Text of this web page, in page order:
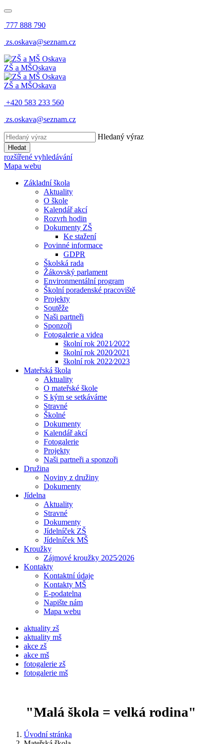
777 888 790
zs.oskava@seznam.cz
ZŠ a MŠOskava
ZŠ a MŠOskava
+420 583 233 560
zs.oskava@seznam.cz
Hledaný výraz
Hledat
rozšířené vyhledávání
Mapa webu
Základní škola
Aktuality
O škole
Kalendář akcí
Rozvrh hodin
Dokumenty ZŠ
Ke stažení
Povinné informace
GDPR
Školská rada
Žákovský parlament
Environmentální program
Školní poradenské pracoviště
Projekty
Soutěže
Naši partneři
Sponzoři
Fotogalerie a videa
školní rok 2021⁄2022
školní rok 2020⁄2021
školní rok 2022⁄2023
Mateřská škola
Aktuality
O mateřské škole
S kým se setkáváme
Stravné
Školné
Dokumenty
Kalendář akcí
Fotogalerie
Projekty
Naši partneři a sponzoři
Družina
Noviny z družiny
Dokumenty
Jídelna
Aktuality
Stravné
Dokumenty
Jídelníček ZŠ
Jídelníček MŠ
Kroužky
Zájmové kroužky 2025⁄2026
Kontakty
Kontaktní údaje
Kontakty MŠ
E-podatelna
Napište nám
Mapa webu
aktuality zš
aktuality mš
akce zš
akce mš
fotogalerie zš
fotogalerie mš
"Malá škola = velká rodina"
Úvodní stránka